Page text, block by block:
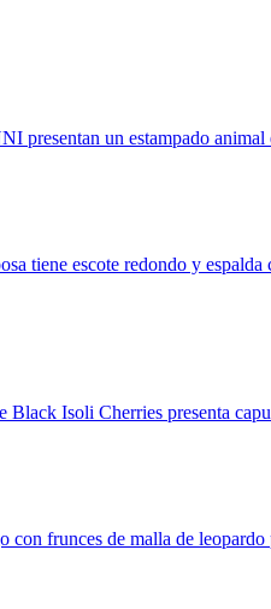
presentan un estampado
tiene escote redondo y
Isoli Cherries presenta
frunces de malla de